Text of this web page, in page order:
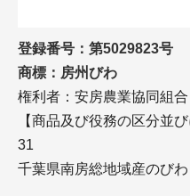
登録番号：第5029823号
商標：房州びわ
権利者：安房農業協同組合
【商品及び役務の区分並
31
千葉県南房総地域産のびわ